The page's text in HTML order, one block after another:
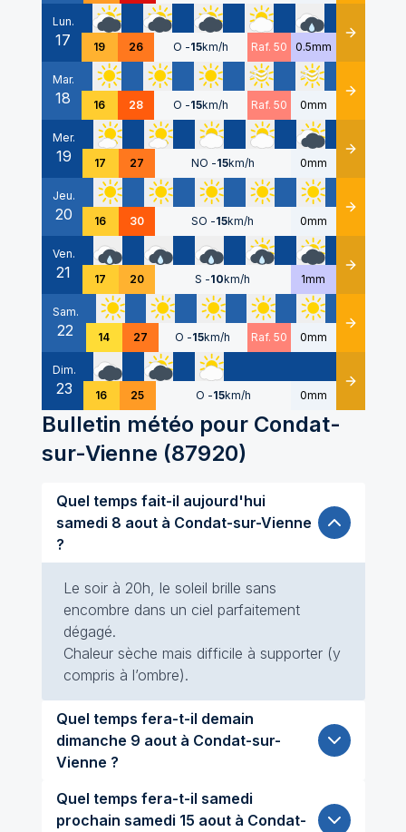
Lun.
17 19 26 O -15km/h Raf. 50 0.5mm Détails
Mar.
18 16 28 O -15km/h Raf. 50 0mm Détails
Mer.
19 17 27 NO -15km/h 0mm Détails
Jeu.
20 16 30 SO -15km/h 0mm Détails
Ven.
21 17 20 S -10km/h 1mm Détails
Sam.
22 14 27 O -15km/h Raf. 50 0mm Détails
Dim.
23 16 25 O -15km/h 0mm Détails
Bulletin météo pour Condat-
sur-Vienne (87920)
Quel temps fait-il aujourd'hui
samedi 8 aout à Condat-sur-Vienne
?
Le soir à 20h, le soleil brille sans
encombre dans un ciel parfaitement
dégagé.
Chaleur sèche mais difficile à supporter (y
compris à l’ombre).
Quel temps fera-t-il demain
dimanche 9 aout à Condat-sur-
Vienne ?
Quel temps fera-t-il samedi
prochain samedi 15 aout à Condat-